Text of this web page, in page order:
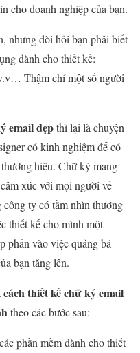
cho doanh nghiệp của bạn.
nhưng đòi hỏi bạn phải biết
dành cho thiết kế:
Thậm chí một số người
email đẹpthì lại là chuyện
có kinh nghiệm để có
hiệu. Chữ ký mang
xúc với mọi người về
ty có tầm nhìn thương
thiết kế cho mình một
phần vào việc quảng bá
bạn tăng lên.
cách thiết kế chữ ký email
theo các bước sau:
phần mềm dành cho thiết